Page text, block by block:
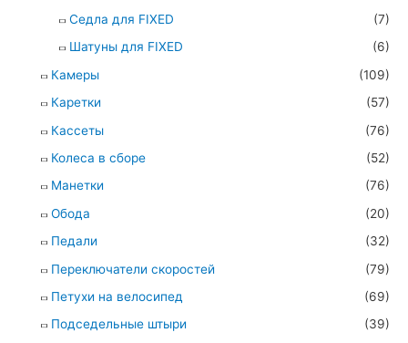
Седла для FIXED
(7)
Шатуны для FIXED
(6)
Камеры
(109)
Каретки
(57)
Кассеты
(76)
Колеса в сборе
(52)
Манетки
(76)
Обода
(20)
Педали
(32)
Переключатели скоростей
(79)
Петухи на велосипед
(69)
Подседельные штыри
(39)